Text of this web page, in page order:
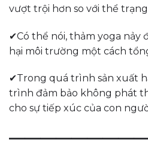
vượt trội hơn so với thể
✔Có thể nói, thảm yoga nảy
hại môi trường một cách
✔Trong quá trình sản xuất
trình đảm bảo không phát
cho sự tiếp xúc của con